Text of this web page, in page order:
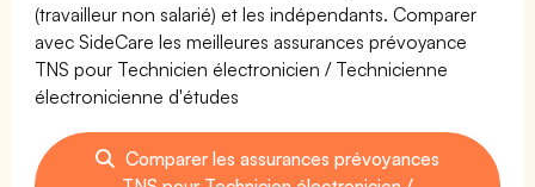
(travailleur non salarié) et les indépendants. Comparer
avec SideCare les meilleures assurances prévoyance
TNS pour Technicien électronicien / Technicienne
électronicienne d'études
Comparer les assurances prévoyances